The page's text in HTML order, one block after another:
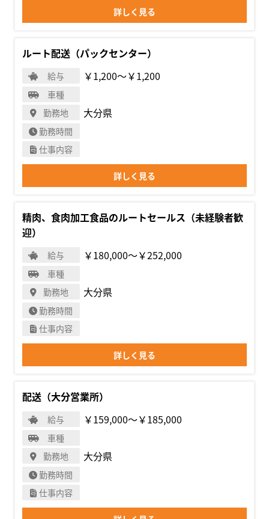
詳しく見る
ルート配送（パックセンター）
給与 ￥1,200〜￥1,200
車種
勤務地
大分県
勤務時間
仕事内容
詳しく見る
精肉、食肉加工食品のルートセールス（未経験者歓
迎）
給与 ￥180,000〜￥252,000
車種
勤務地
大分県
勤務時間
仕事内容
詳しく見る
配送（大分営業所）
給与 ￥159,000〜￥185,000
車種
勤務地
大分県
勤務時間
仕事内容